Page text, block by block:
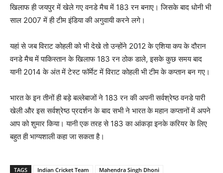
खिलाफ ही जयपुर में खेले गए वनडे मैच में 183 रन बनाए। जिसके बाद धोनी भी
साल 2007 में ही टीम इंडिया की अगुवायी करने लगे।
यहां से जब विराट कोहली को भी देखे तो उन्होंने 2012 के एशिया कप के दौरान
वनडे मैच में पाकिस्तान के खिलाफ 183 रन ठोक डाले, इसके कुछ समय बाद
यानी 2014 के अंत में टेस्ट फॉर्मेट में विराट कोहली भी टीम के कप्तान बन गए।
भारत के इन तीनों ही बड़े बल्लेबाजों ने 183 रन की अपनी सर्वश्रेष्ठ वनडे पारी
खेली और इस सर्वश्रेष्ठ प्रदर्शन के बाद सभी ने भारत के महान कप्तानों में अपने
आप को शुमार किया। यानी एक तरह से 183 का आंकड़ा इनके करियर के लिए
बहुत ही भाग्यशाली कहा जा सकता है।
TAGS Indian Cricket Team Mahendra Singh Dhoni